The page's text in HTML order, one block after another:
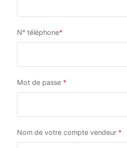
N° téléphone*
Mot de passe *
Nom de votre compte vendeur *